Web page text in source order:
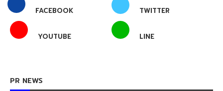
FACEBOOK TWITTER
YOUTUBE LINE
PR NEWS